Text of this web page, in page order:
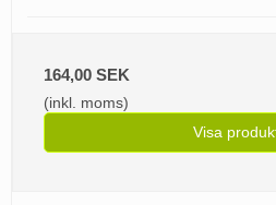
164,00 SEK
(inkl. moms)
Visa